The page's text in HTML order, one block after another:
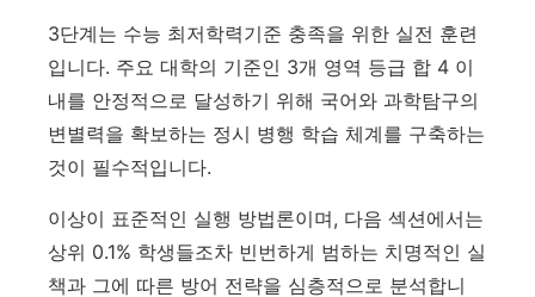
3단계는 수능 최저학력기준 충족을 위한 실전 훈련
입니다. 주요 대학의 기준인 3개 영역 등급 합 4 이
내를 안정적으로 달성하기 위해 국어와 과학탐구의
변별력을 확보하는 정시 병행 학습 체계를 구축하는
것이 필수적입니다.
이상이 표준적인 실행 방법론이며, 다음 섹션에서는
상위 0.1% 학생들조차 빈번하게 범하는 치명적인 실
책과 그에 따른 방어 전략을 심층적으로 분석합니